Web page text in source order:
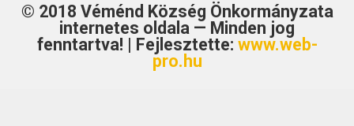
© 2018 Véménd Község Önkormányzata
internetes oldala — Minden jog
fenntartva! | Fejlesztette: www.web-
pro.hu